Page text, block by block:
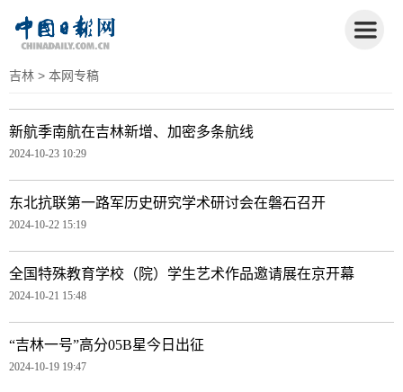
吉林 > 本网专稿
新航季南航在吉林新增、加密多条航线
2024-10-23 10:29
东北抗联第一路军历史研究学术研讨会在磐石召开
2024-10-22 15:19
全国特殊教育学校（院）学生艺术作品邀请展在京开幕
2024-10-21 15:48
“吉林一号”高分05B星今日出征
2024-10-19 19:47